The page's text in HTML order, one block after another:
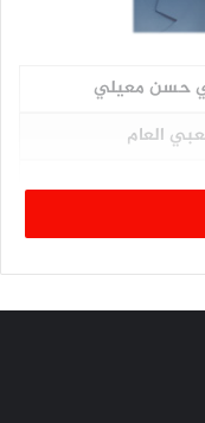
حسن معيلي
العام
والمغتربين